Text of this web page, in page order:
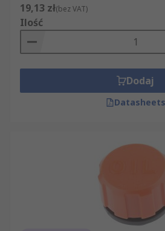
19,13 zł(bez VAT)
Ilość
Dodaj
Datasheets